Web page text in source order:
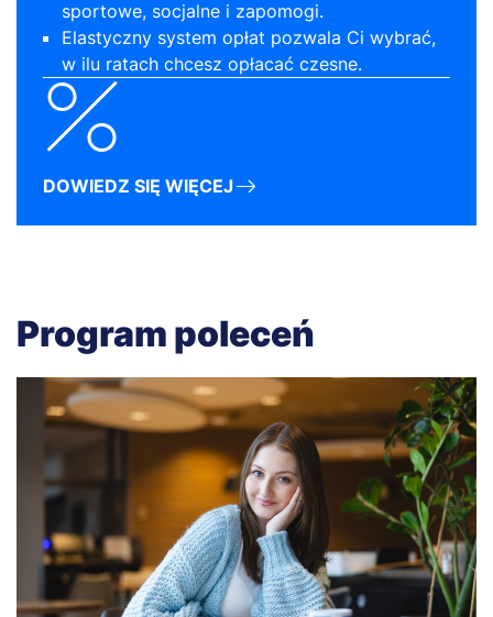
sportowe, socjalne i zapomogi.
Elastyczny system opłat pozwala Ci wybrać,
w ilu ratach chcesz opłacać czesne.
DOWIEDZ SIĘ WIĘCEJ
Program poleceń